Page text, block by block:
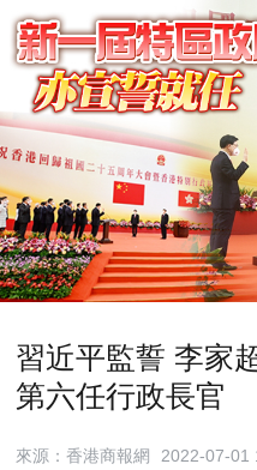
習近平監誓 李家
第六任行政長官
來源：香港商報網
2022-07-01